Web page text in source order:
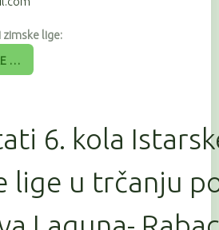
zimske lige:
…
6. kola
lige u trčanju